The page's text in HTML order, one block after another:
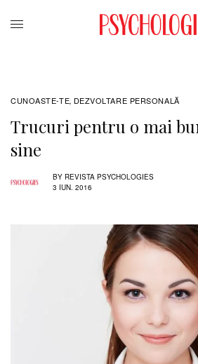
CUNOASTE-TE, DEZVOLTARE PERSONALĂ
Trucuri pentru o mai
sine
BY REVISTA PSYCHOLOGIES
3 IUN. 2016